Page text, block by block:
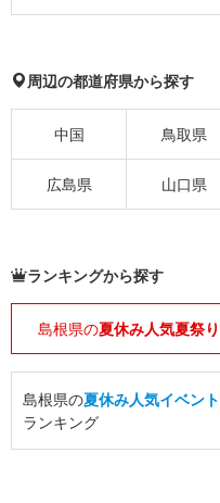
周辺の都道府県から探す
中国 鳥取県
広島県 山口県
ランキングから探す
島根県の夏休み人気夏祭り
島根県の夏休み人気イベント
ランキング